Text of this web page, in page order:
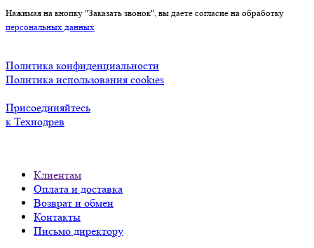
Нажимая на кнопку "Заказать звонок", вы даете согласие на обработку
персональных данных
Политика конфиденциальности
Политика использования cookies
Присоединяйтесь
к Технодрев
Клиентам
Оплата и доставка
Возврат и обмен
Контакты
Письмо директору